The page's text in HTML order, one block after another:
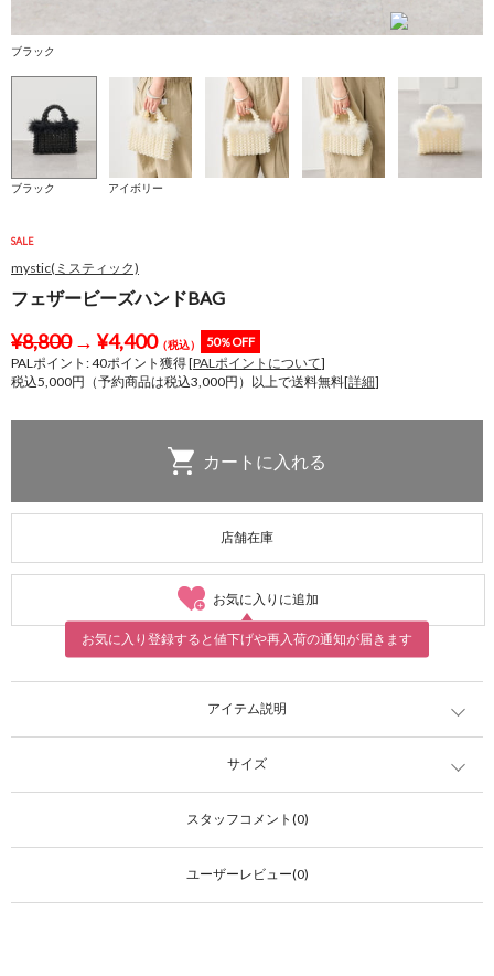
ブラック
ブラック アイボリー
SALE
mystic(ミスティック)
フェザービーズハンドBAG
¥8,800→ ¥4,400（税込） 50％OFF
PALポイント:40ポイント獲得 [PALポイントについて]
税込5,000円（予約商品は税込3,000円）以上で送料無料[詳細]
店舗在庫
お気に入りに追加
お気に入り登録すると値下げや再入荷の通知が届きます
アイテム説明
サイズ
スタッフコメント(0)
ユーザーレビュー(0)